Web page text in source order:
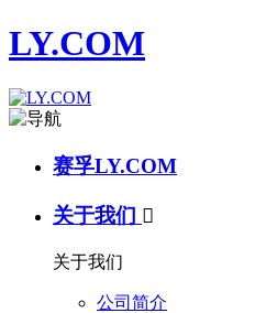
LY.COM
赛孚LY.COM
关于我们 
关于我们
公司简介